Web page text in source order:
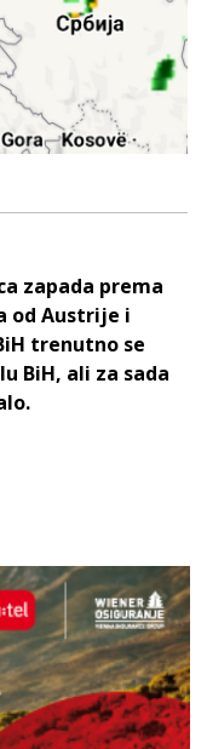
zapada prema
od Austrije i
trenutno se
BiH, ali za sada